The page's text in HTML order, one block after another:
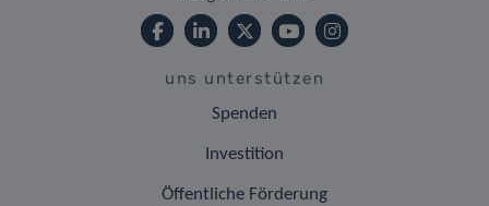
uns unterstützen
Spenden
Investition
Öffentliche Förderung